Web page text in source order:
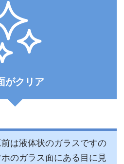
がクリア
は液体状のガラスですの
のガラス面にある目に見